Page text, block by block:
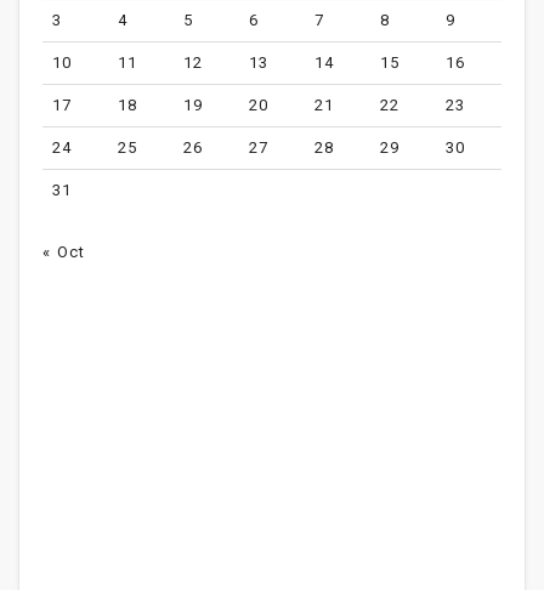
3 4 5 6 7 8 9
10 11 12 13 14 15 16
17 18 19 20 21 22 23
24 25 26 27 28 29 30
31
« Oct